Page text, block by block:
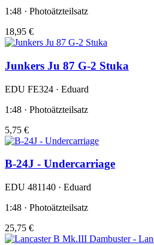
1:48 · Photoätzteilsatz
18,95 €
Junkers Ju 87 G-2 Stuka
EDU FE324 · Eduard
1:48 · Photoätzteilsatz
5,75 €
B-24J - Undercarriage
EDU 481140 · Eduard
1:48 · Photoätzteilsatz
25,75 €